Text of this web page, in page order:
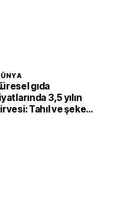
gıda
3,5 yılın
Tahıl ve şeker